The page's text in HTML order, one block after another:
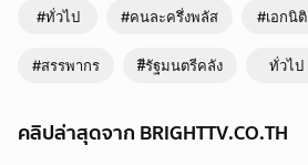
#ทั่วไป #คนละครึ่งพลัส #เอกนิติ
#สรรพากร #ีรัฐมนตรีคลัง ทั่วไป
คลิปล่าสุดจาก BRIGHTTV.CO.TH